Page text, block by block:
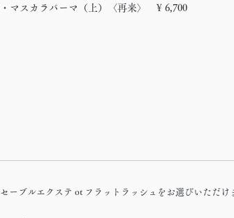
・マスカラパーマ（上）〈再来〉 ¥ 6,700​
セーブルエクステ ot フラットラッシュをお選びいただけ